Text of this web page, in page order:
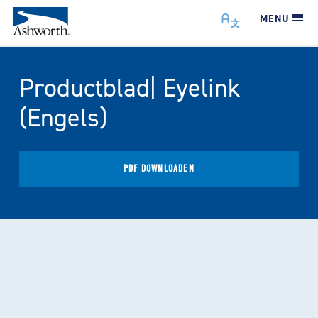
MENU
Productblad| Eyelink
(Engels)
PDF DOWNLOADEN